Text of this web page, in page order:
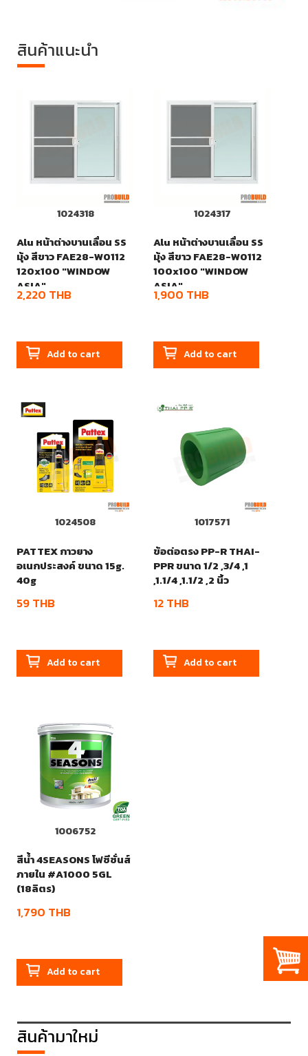
สินค้าแนะนำ
1024318
Alu หน้าต่างบานเลื่อน SS
มุ้ง สีขาว FAE28-W0112
120x100 "WINDOW
ASIA"
2,220 THB
Add to cart
1024317
Alu หน้าต่างบานเลื่อน SS
มุ้ง สีขาว FAE28-W0112
100x100 "WINDOW
ASIA"
1,900 THB
Add to cart
1024508
PATTEX กาวยาง
อเนกประสงค์ ขนาด 15g.
40g
59THB
Add to cart
1017571
ข้อต่อตรง PP-R THAI-
PPR ขนาด 1/2 ,3/4 ,1
,1.1/4 ,1.1/2 ,2 นิ้ว
12THB
Add to cart
1006752
สีน้ำ 4SEASONS โฟซีซั่นส์
ภายใน #A1000 5GL
(18ลิตร)
1,790 THB
Add to cart
สินค้ามาใหม่